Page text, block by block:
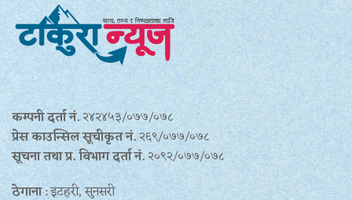
कम्पनी दर्ता नं.२४२४५३/०७७/०७८
प्रेस काउन्सिल सूचीकृत नं.२६९/०७७/०७८
सूचना तथा प्र‍. विभाग दर्ता नं.२०९२/०७७/०७८
ठेगाना: इटहरी, सुनसरी